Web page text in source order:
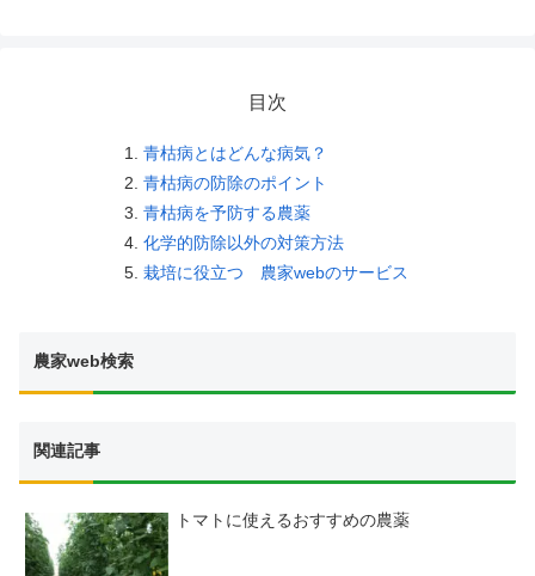
目次
青枯病とはどんな病気？
青枯病の防除のポイント
青枯病を予防する農薬
化学的防除以外の対策方法
栽培に役立つ 農家webのサービス
農家web検索
関連記事
トマトに使えるおすすめの農薬